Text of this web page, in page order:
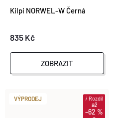
Kilpi NORWEL-W Černá
835 Kč
ZOBRAZIT
VÝPRODEJ
až
–62 %
iRozdíl